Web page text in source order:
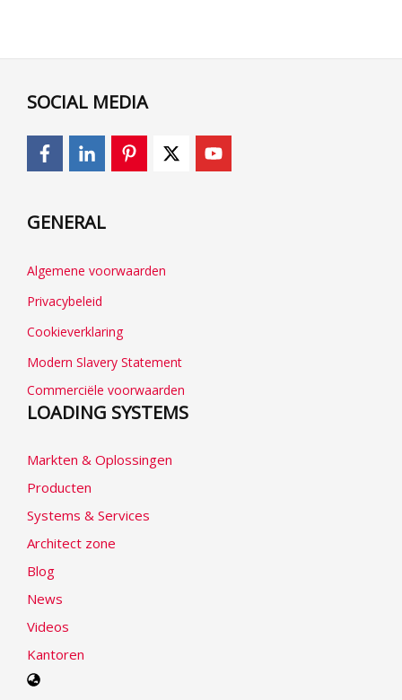
SOCIAL MEDIA
GENERAL
Algemene voorwaarden
Privacybeleid
Cookieverklaring
Modern Slavery Statement
Commerciële voorwaarden
LOADING SYSTEMS
Markten & Oplossingen
Producten
Systems & Services
Architect zone
Blog
News
Videos
Kantoren
Select